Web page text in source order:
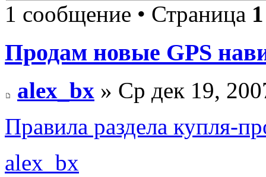
1 сообщение • Страница 1
Продам новые GPS
alex_bx » Ср дек 19,
Правила раздела купля-
alex_bx